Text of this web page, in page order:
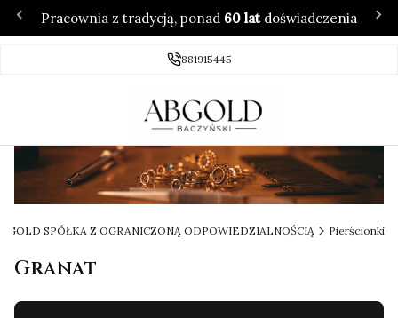
Pracownia z tradycją, ponad 60 latdoświadczenia
881915445
SPÓŁKA Z OGRANICZONĄ ODPOWIEDZIALNOŚCIĄ Pierścionki
Granat